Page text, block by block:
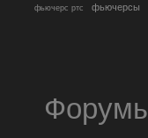
фьючерс ртс фьючерсы